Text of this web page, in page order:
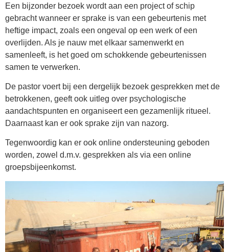
Een bijzonder bezoek wordt aan een project of schip
gebracht wanneer er sprake is van een gebeurtenis met
heftige impact, zoals een ongeval op een werk of een
overlijden. Als je nauw met elkaar samenwerkt en
samenleeft, is het goed om schokkende gebeurtenissen
samen te verwerken.
De pastor voert bij een dergelijk bezoek gesprekken met de
betrokkenen, geeft ook uitleg over psychologische
aandachtspunten en organiseert een gezamenlijk ritueel.
Daarnaast kan er ook sprake zijn van nazorg.
Tegenwoordig kan er ook online ondersteuning geboden
worden, zowel d.m.v. gesprekken als via een online
groepsbijeenkomst.